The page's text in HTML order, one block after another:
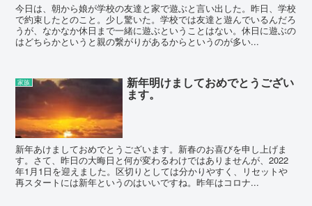
今日は、朝から娘が学校の友達と家で遊ぶと言い出した。昨日、学校
で約束したとのこと。少し驚いた。学校では友達と遊んでいるんだろ
うが、なかなか休日まで一緒に遊ぶということはない。休日に遊ぶの
はどちらかというと親の繋がりがあるからというのが多い...
家族 新年明けましておめでとうござい
ます。
新年あけましておめでとうございます。新春のお喜びを申し上げま
す。さて、昨日の大晦日と何が変わるわけではありませんが、2022
年1月1日を迎えました。区切りとしては分かりやすく、リセットや
再スタートには新年というのはいいですね。昨年はコロナ...